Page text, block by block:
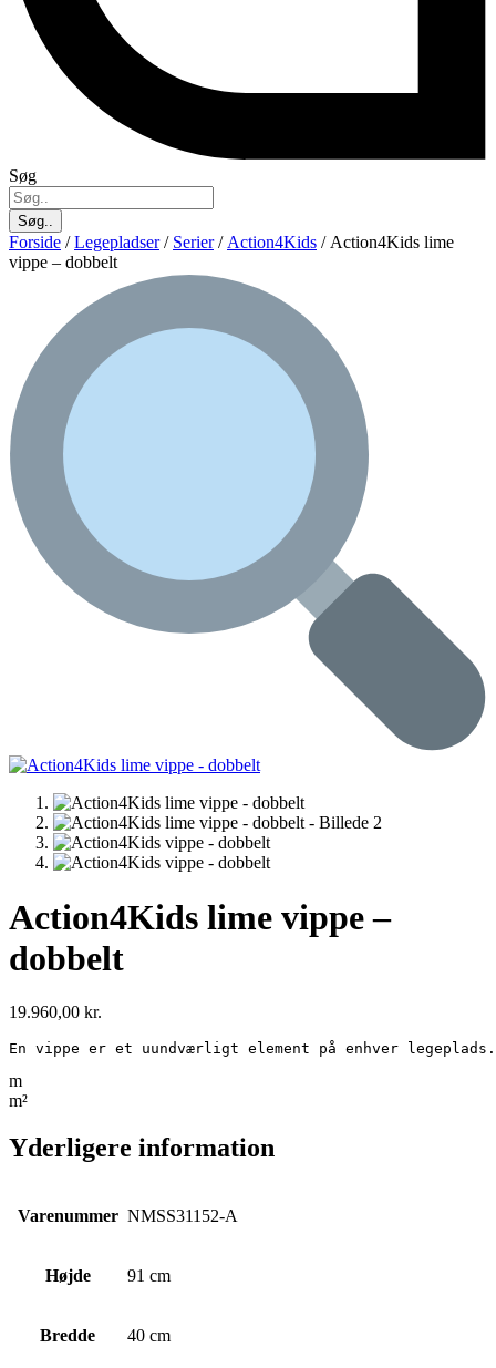
Søg
Søg..
Forside /Legepladser/ Serier/Action4Kids / Action4Kids lime
vippe – dobbelt
Action4Kids lime vippe –
dobbelt
19.960,00 kr.
En vippe er et uundværligt element på enhver
m
m²
Yderligere information
Varenummer NMSS31152-A
Højde 91 cm
Bredde 40 cm